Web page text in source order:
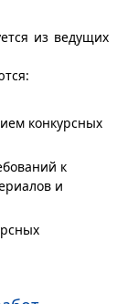
из ведущих
конкурсных
к
и